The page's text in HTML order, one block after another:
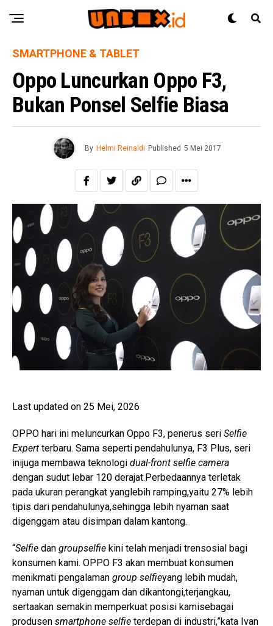
SMARTPHONE & TABLET
Oppo Luncurkan Oppo F3,
Bukan Ponsel Selfie Biasa
By Helmi Reinaldi Published 5 Mei 2017
Last updated on 25 Mei, 2026
OPPO hari ini meluncurkan Oppo F3, penerus seri Selfie
Expert terbaru. Sama seperti pendahulunya, F3 Plus, seri
inijuga membawa teknologi dual-front selfie camera
dengan sudut lebar 120 derajat.Perbedaannya terletak
pada ukuran perangkat yanglebih ramping,yaitu 27% lebih
tipis dari pendahulunya,sehingga lebih nyaman saat
digenggam atau disimpan dalam kantong.
“Selfie dan groupselfie kini telah menjadi trensosial bagi
konsumen kami. OPPO F3 akan membuat konsumen
menikmati pengalaman group selfieyang lebih mudah,
nyaman untuk digenggam dan dikantongi,terjangkau,
sertaakan semakin memperkuat posisi kamisebagai
produsen smartphone selfie terdepan di industri,”kata Ivan